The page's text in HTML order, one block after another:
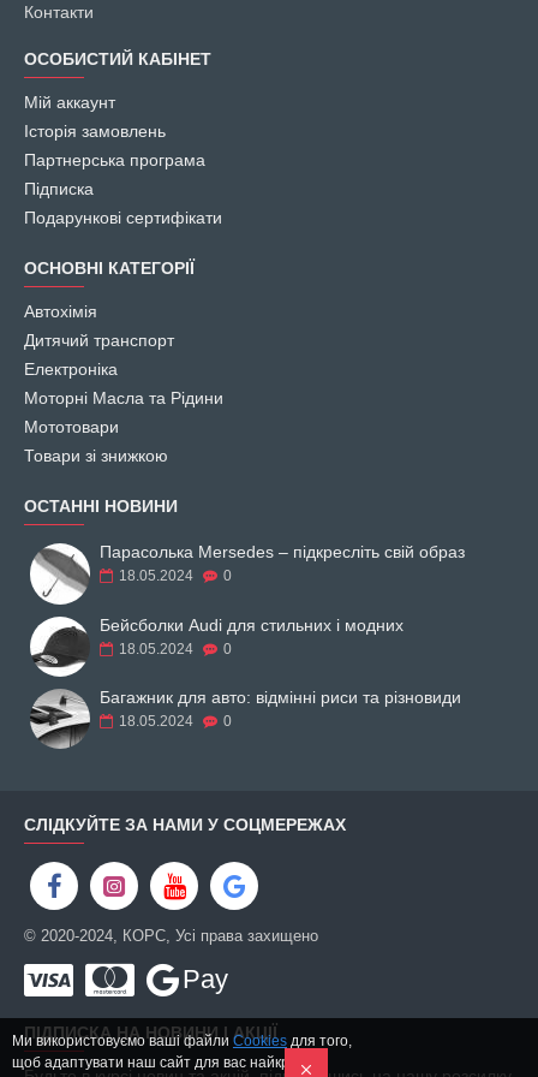
Контакти
ОСОБИСТИЙ КАБІНЕТ
Мій аккаунт
Історія замовлень
Партнерська програма
Підписка
Подарункові сертифікати
ОСНОВНІ КАТЕГОРІЇ
Автохімія
Дитячий транспорт
Електроніка
Моторні Масла та Рідини
Мототовари
Товари зі знижкою
ОСТАННІ НОВИНИ
Парасолька Mersedes – підкресліть свій образ
18.05.2024 0
Бейсболки Audi для стильних і модних
18.05.2024 0
Багажник для авто: відмінні риси та різновиди
18.05.2024 0
СЛІДКУЙТЕ ЗА НАМИ У СОЦМЕРЕЖАХ
© 2020-2024, КОРС, Усі права захищено
Pay
ПІДПИСКА НА НОВИНИ І АКЦІЇ
Ми використовуємо ваші файли Cookies для того,
щоб адаптувати наш сайт для вас найкращим